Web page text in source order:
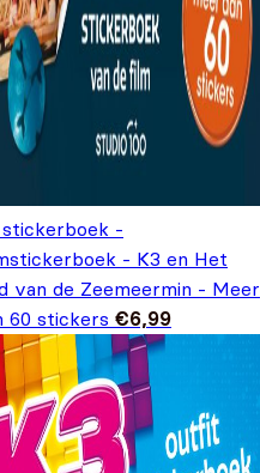
-
- K3 en Het
van de Zeemeermin - Meer
60 stickers €6,99